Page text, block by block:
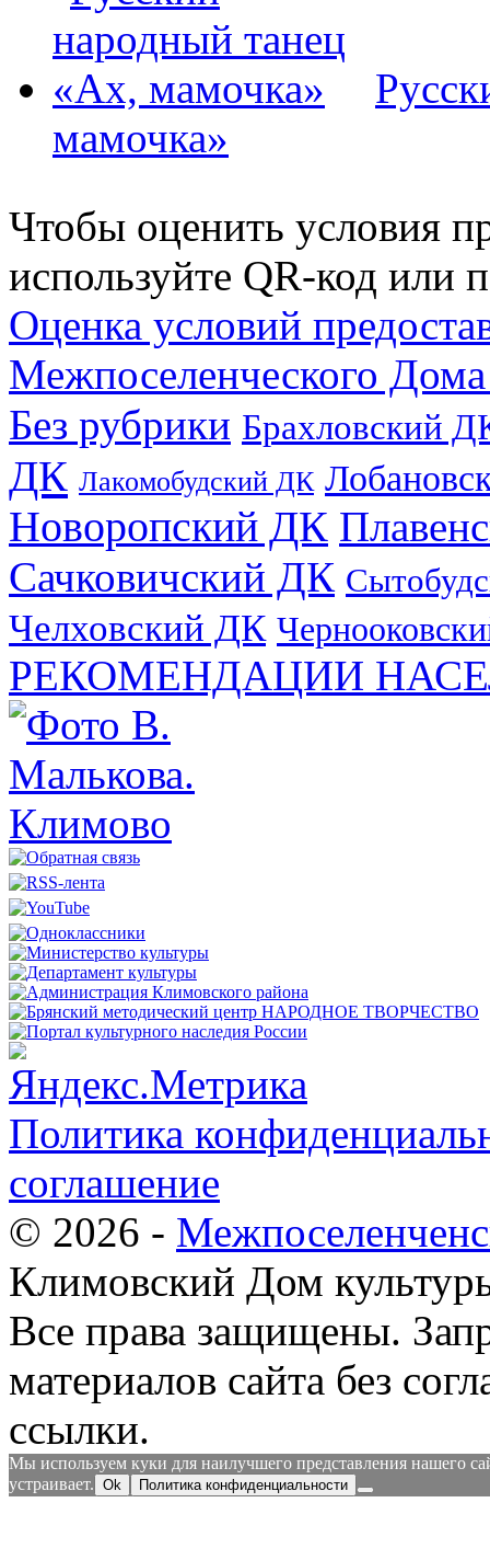
мамочка»
Чтобы оценить условия
используйте QR-код или
Оценка условий
Межпоселенческого
Без рубрики Брахловский
ДК Лакомобудский ДК
Новоропский ДК
Сачковичский ДК
Челховский ДК
РЕКОМЕНДАЦИИ
Политика
соглашение
© 2026 -
Климовский Дом
Все права защищены.
материалов сайта без
ссылки.
Мы используем куки для наилучшего представления нашего
устраивает. Ok Политика конфиденциальности